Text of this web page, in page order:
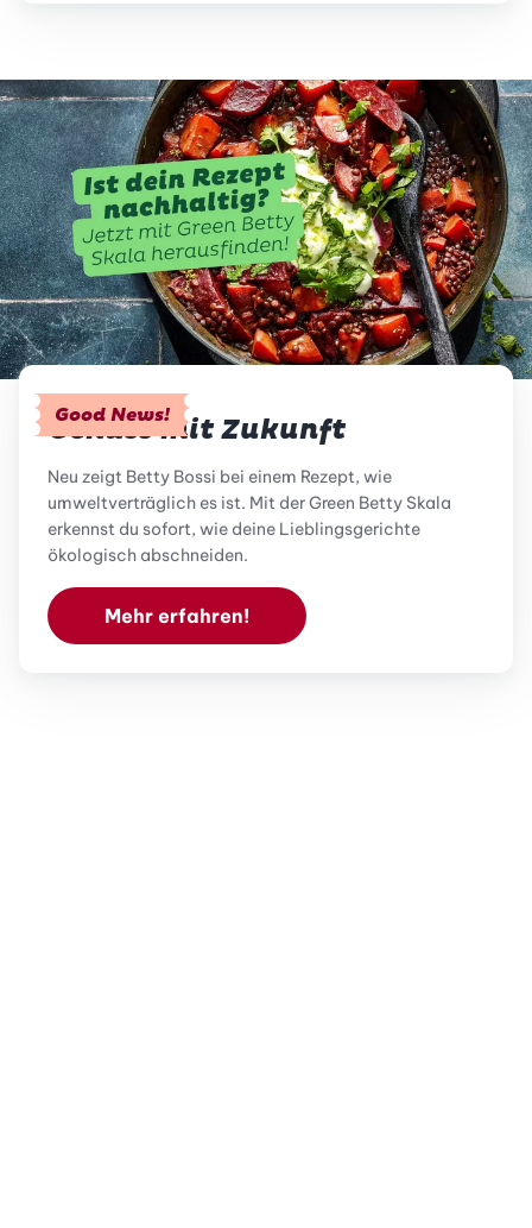
Good News!
Genuss mit Zukunft
Neu zeigt Betty Bossi bei einem Rezept, wie
umweltverträglich es ist. Mit der Green Betty Skala
erkennst du sofort, wie deine Lieblingsgerichte
ökologisch abschneiden.
Mehr erfahren!